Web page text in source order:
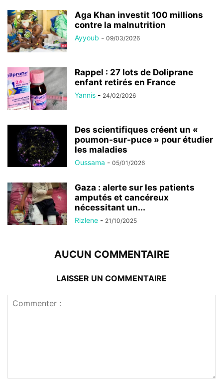
Aga Khan investit 100 millions
contre la malnutrition
Ayyoub - 09/03/2026
Rappel : 27 lots de Doliprane
enfant retirés en France
Yannis - 24/02/2026
Des scientifiques créent un «
poumon-sur-puce » pour étudier
les maladies
Oussama - 05/01/2026
Gaza : alerte sur les patients
amputés et cancéreux
nécessitant un...
Rizlene - 21/10/2025
AUCUN COMMENTAIRE
LAISSER UN COMMENTAIRE